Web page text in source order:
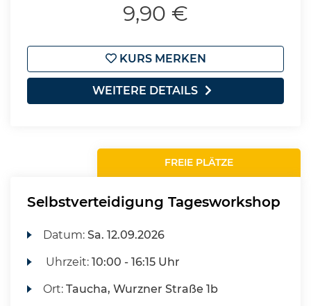
9,90 €
KURS MERKEN
WEITERE DETAILS
FREIE PLÄTZE
Selbstverteidigung Tagesworkshop
Datum:Sa. 12.09.2026
Uhrzeit:10:00 - 16:15 Uhr
Ort:Taucha, Wurzner Straße 1b